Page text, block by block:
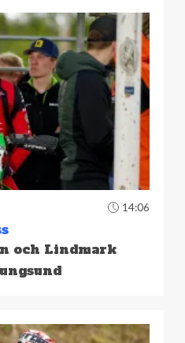
14:06
och Lindmark